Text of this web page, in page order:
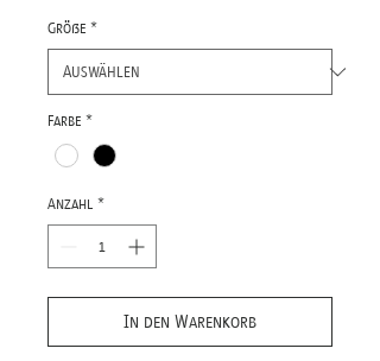
Größe *
Farbe *
Anzahl *
In den Warenkorb